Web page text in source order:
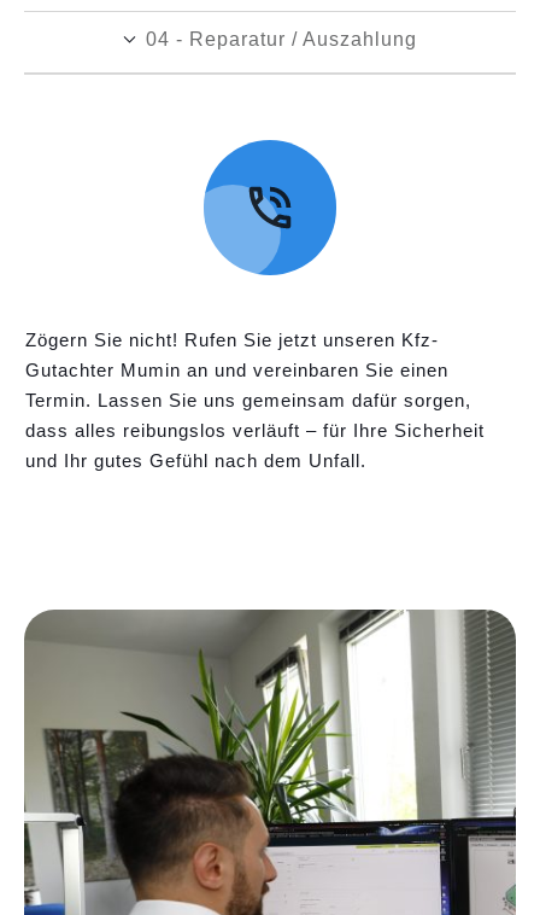
04 - Reparatur / Auszahlung
Zögern Sie nicht! Rufen Sie jetzt unseren Kfz-
Gutachter Mumin an und vereinbaren Sie einen
Termin. Lassen Sie uns gemeinsam dafür sorgen,
dass alles reibungslos verläuft – für Ihre Sicherheit
und Ihr gutes Gefühl nach dem Unfall.